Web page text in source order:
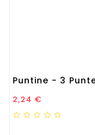
Puntine - 3
Prezzo
2,24 €